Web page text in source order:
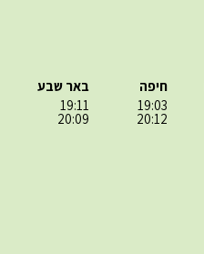
חיפה
19:03
20:12
באר שבע
19:11
20:09